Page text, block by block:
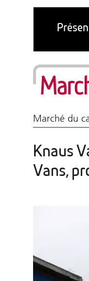
Marché du
Knaus
Vans,